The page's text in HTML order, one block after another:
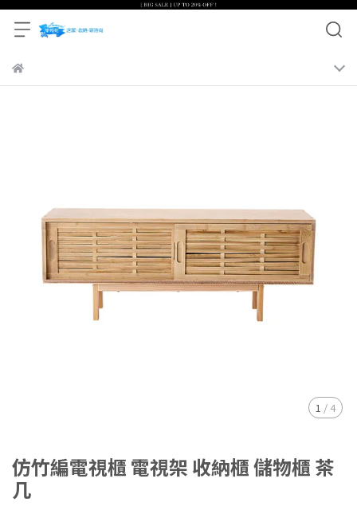
1 / 4
仿竹編電視櫃 電視架 收納櫃 儲物櫃 茶
几